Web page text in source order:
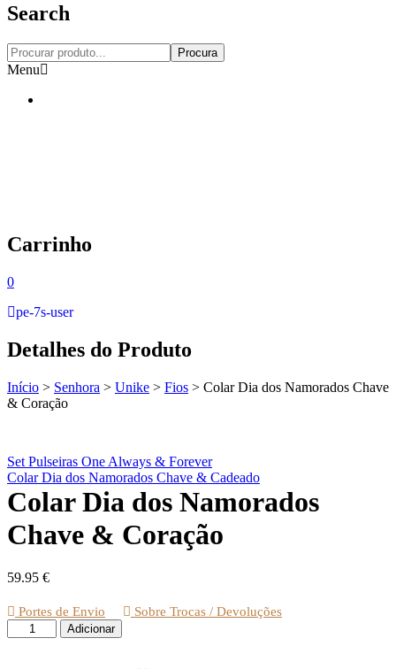
Search
Procura
Menu
Carrinho
0
pe-7s-user
Detalhes do Produto
Início > Senhora > Unike > Fios > Colar Dia dos Namorados Chave
& Coração
Set Pulseiras One Always & Forever
Colar Dia dos Namorados Chave & Cadeado
Colar Dia dos Namorados
Chave & Coração
59.95 €
Portes de Envio Sobre Trocas / Devoluções
Quantidade
de
Adicionar